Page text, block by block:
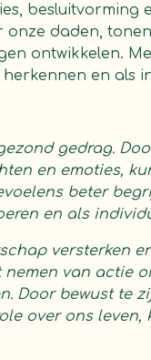
besluitvorming
daden,
ontwikkelen.
en als
gedrag.
en emoties,
beter
en als
versterken
van actie
Door bewust te
over ons leven,